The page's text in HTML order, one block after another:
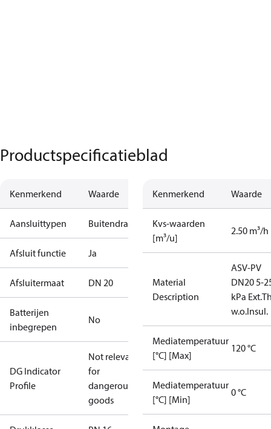
Productspecificatieblad
Kenmerkend Waarde
Aansluittypen Buitendraad
Afsluit functie Ja
Afsluitermaat DN 20
Batterijen
inbegrepen
No
DG Indicator
Profile
Not relevant
for
dangerous
goods
Kenmerkend Waarde
Kvs-waarden
[m³/u]
2.50 m³/h
Material
Description
ASV-PV
DN20 5-
kPa
w.o.Insul.
Mediatemperatuur
[°C] [Max]
120 °C
Mediatemperatuur
[°C] [Min]
0 °C